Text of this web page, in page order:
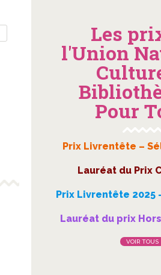
Les
l'Union
Pour
Prix Livrentête –
Lauréat du Prix
Prix Livrentête 2025
Lauréat du prix
VOIR TOUS